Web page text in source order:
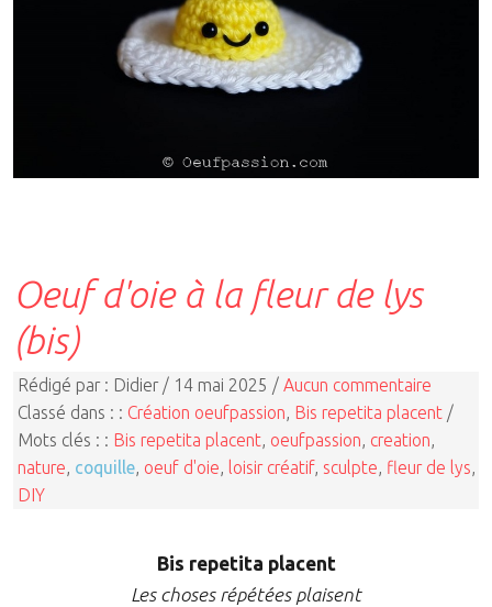
Oeuf d'oie à la fleur de lys
(bis)
Rédigé par : Didier / 14 mai 2025 / Aucun commentaire
Classé dans : : Création oeufpassion, Bis repetita placent /
Mots clés : : Bis repetita placent, oeufpassion, creation,
nature, coquille, oeuf d'oie, loisir créatif, sculpte, fleur de lys,
DIY
Bis repetita placent
Les choses répétées plaisent